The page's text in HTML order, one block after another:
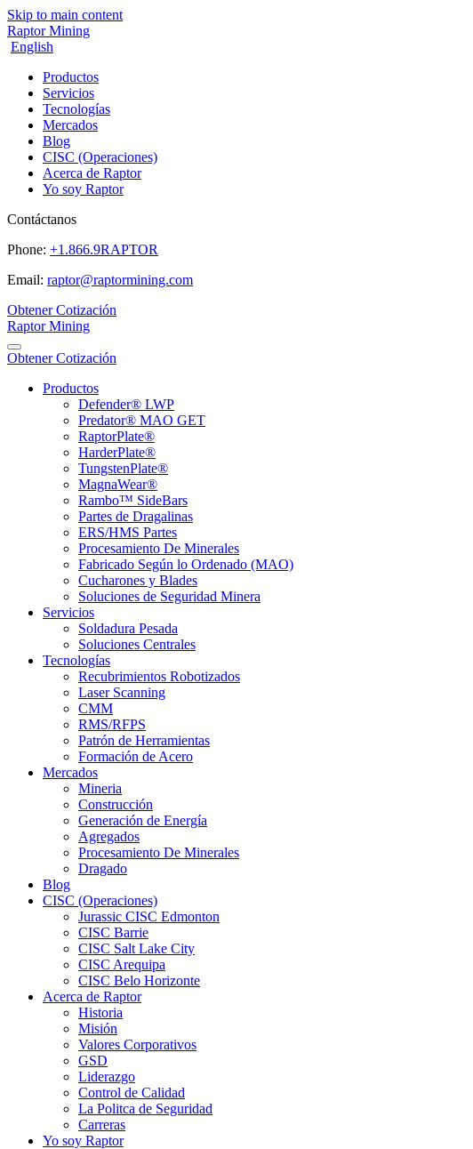
Skip to main content
Raptor Mining
English
Productos
Servicios
Tecnologías
Mercados
Blog
CISC (Operaciones)
Acerca de Raptor
Yo soy Raptor
Contáctanos
Phone: +1.866.9RAPTOR
Email: raptor@raptormining.com
Obtener Cotización
Raptor Mining
Obtener Cotización
Productos
Defender® LWP
Predator® MAO GET
RaptorPlate®
HarderPlate®
TungstenPlate®
MagnaWear®
Rambo™ SideBars
Partes de Dragalinas
ERS/HMS Partes
Procesamiento De Minerales
Fabricado Según lo Ordenado (MAO)
Cucharones y Blades
Soluciones de Seguridad Minera
Servicios
Soldadura Pesada
Soluciones Centrales
Tecnologías
Recubrimientos Robotizados
Laser Scanning
CMM
RMS/RFPS
Patrón de Herramientas
Formación de Acero
Mercados
Mineria
Construcción
Generación de Energía
Agregados
Procesamiento De Minerales
Dragado
Blog
CISC (Operaciones)
Jurassic CISC Edmonton
CISC Barrie
CISC Salt Lake City
CISC Arequipa
CISC Belo Horizonte
Acerca de Raptor
Historia
Misión
Valores Corporativos
GSD
Liderazgo
Control de Calidad
La Politca de Seguridad
Carreras
Yo soy Raptor